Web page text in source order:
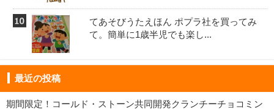
てあそびうたえほん ポプラ社を買ってみ
て。簡単に1歳半児でも楽し...
最近の投稿
期間限定！コールド・ストーン共同開発クランチーチョコミン